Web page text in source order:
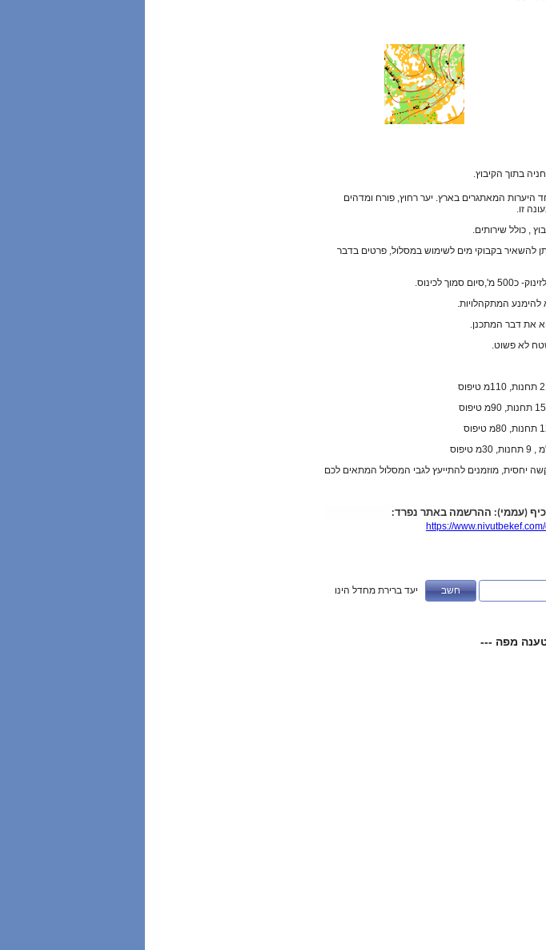
בתוך הקיבוץ.
היערות המאתגרים בארץ. יער רחוץ, פורח ומדהים
זו.
, כולל שירותים.
להשאיר בקבוקי מים לשימוש במסלול, פרטים בדבר
סמוך לכינוס.
להימנע המתקהלויות.
את דבר המתכנן.
לא פשוט.
יחסית, מוזמנים להתייעץ לגבי המסלול המתאים לכם
(עממי): ההרשמה באתר נפרד:
https://
יעד ברירת מחדל הינו
מפה ---